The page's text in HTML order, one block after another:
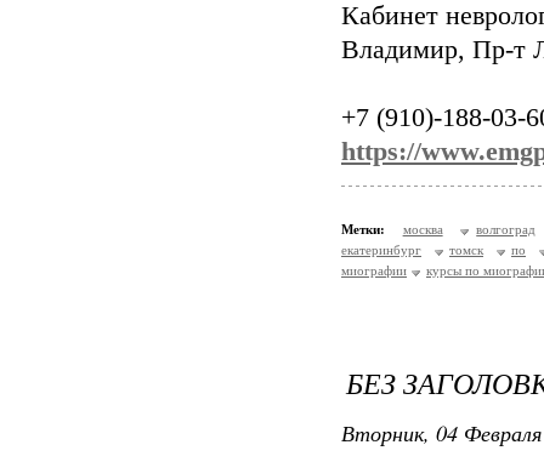
Кабинет
Владимир, Пр-т
+7 (910)-188-03-
https://
Метки: москва
волгоград
екатеринбург
томск
по
миографии
курсы по
БЕЗ
Вторник, 04